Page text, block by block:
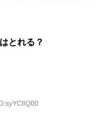
とれる？